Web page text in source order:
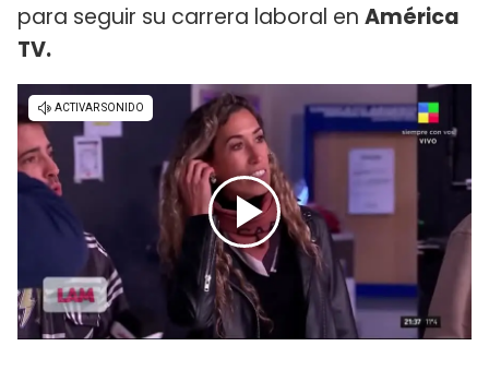
para seguir su carrera laboral en América
TV.